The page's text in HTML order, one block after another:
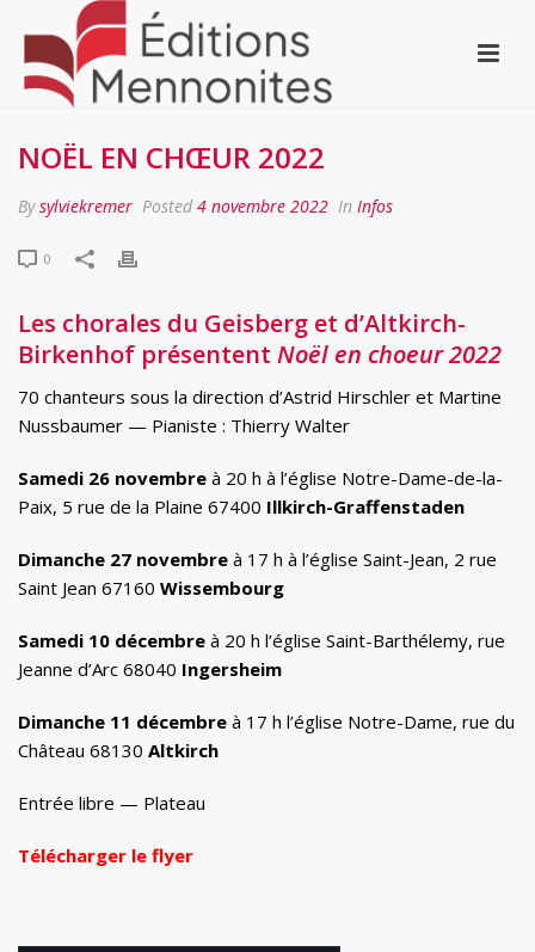
NOËL EN CHŒUR 2022
Bysylviekremer Posted 4 novembre 2022 In Infos
0
Les chorales du Geisberg et d’Altkirch-
Birkenhof présentent Noël en choeur 2022
70 chanteurs sous la direction d’Astrid Hirschler et Martine
Nussbaumer — Pianiste : Thierry Walter
Samedi 26 novembre à 20 h à l’église Notre-Dame-de-la-
Paix, 5 rue de la Plaine 67400 Illkirch-Graffenstaden
Dimanche 27 novembre à 17 h à l’église Saint-Jean, 2 rue
Saint Jean 67160 Wissembourg
Samedi 10 décembre à 20 h l’église Saint-Barthélemy, rue
Jeanne d’Arc 68040 Ingersheim
Dimanche 11 décembre à 17 h l’église Notre-Dame, rue du
Château 68130 Altkirch
Entrée libre — Plateau
Télécharger le flyer